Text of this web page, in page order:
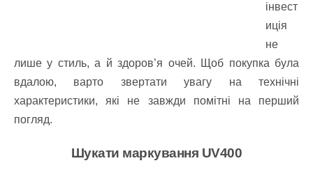
інвест
иція
не
лише у стиль, а й здоров’я очей. Щоб покупка була
вдалою, варто звертати увагу на технічні
характеристики, які не завжди помітні на перший
погляд.
Шукати маркування UV400